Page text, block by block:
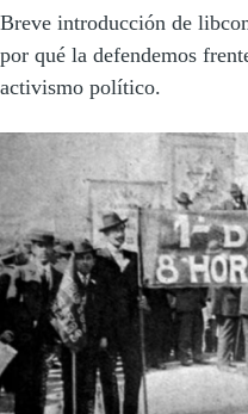
Breve introducción de
por qué la defendemos
activismo político.